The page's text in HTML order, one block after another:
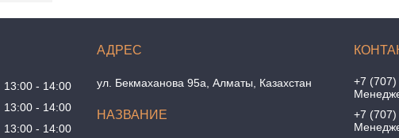
13:00
14:00
13:00
14:00
13:00
14:00
ул. Бекмаханова 95а, Алматы, Казахстан
+7 (707)
+7 (707)